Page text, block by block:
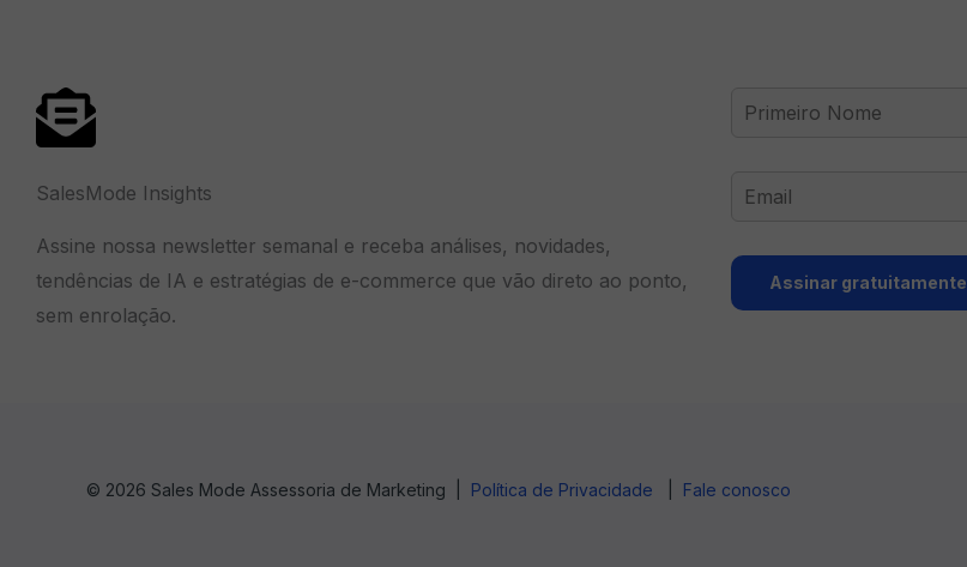
SalesMode Insights
Assine nossa newsletter semanal e receba análises, novidades,
tendências de IA e estratégias de e-commerce que vão direto ao ponto,
sem enrolação.
Assinar gratuitamente
© 2026 Sales Mode Assessoria de Marketing | Política de Privacidade Fale conosco